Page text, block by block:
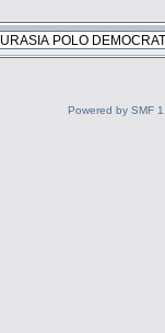
Powered by SMF